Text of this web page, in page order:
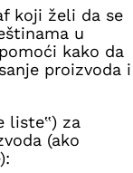
koji želi da se
u
kako da
proizvoda i
liste‟) za
(ako